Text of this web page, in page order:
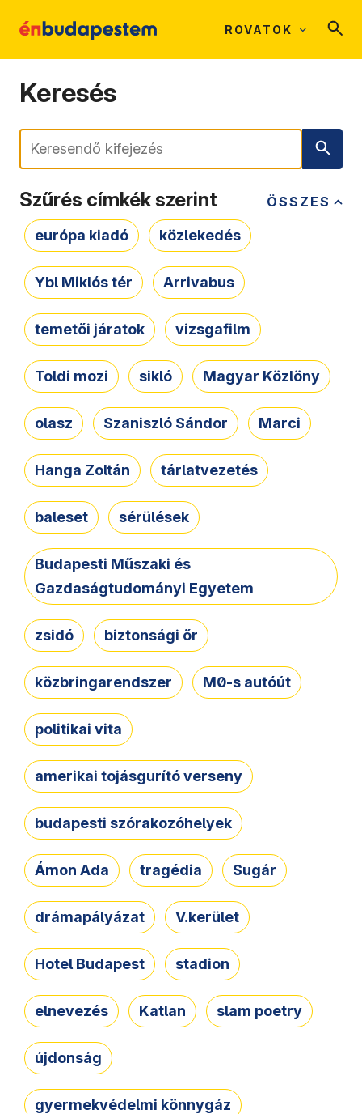
ROVATOK
Keresés
Keresés
ÖSSZES
Szűrés címkék szerint
európa kiadó közlekedés
Ybl Miklós tér Arrivabus
temetői járatok vizsgafilm
Toldi mozi sikló Magyar Közlöny
olasz Szaniszló Sándor Marci
Hanga Zoltán tárlatvezetés
baleset sérülések
Budapesti Műszaki és
Gazdaságtudományi Egyetem
zsidó biztonsági őr
közbringarendszer M0-s autóút
politikai vita
amerikai tojásgurító verseny
budapesti szórakozóhelyek
Ámon Ada tragédia Sugár
drámapályázat V.kerület
Hotel Budapest stadion
elnevezés Katlan slam poetry
újdonság
gyermekvédelmi könnygáz